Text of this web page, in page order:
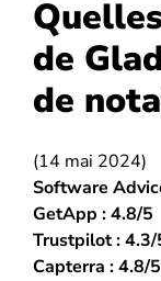
de
de
(14 mai 2024)
Software
GetApp : 4.8/5
Trustpilot : 4.3/
Capterra : 4.8/5